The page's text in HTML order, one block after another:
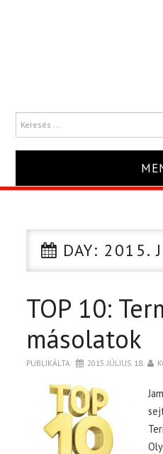
TRAILER
TOP10
KULISSZA
CIKK
DAY: 2015.
TOP 10:
másolatok
PUBLIKÁLTA 2015. JÚLIUS 18.